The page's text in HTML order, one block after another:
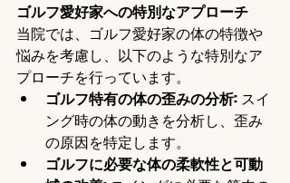
ゴルフ愛好家への特別なアプローチ
当院では、ゴルフ愛好家の体の特徴や
悩みを考慮し、以下のような特別なア
プローチを行っています。
ゴルフ特有の体の歪みの分析: スイ
ング時の体の動きを分析し、歪み
の原因を特定します。
ゴルフに必要な体の柔軟性と可動